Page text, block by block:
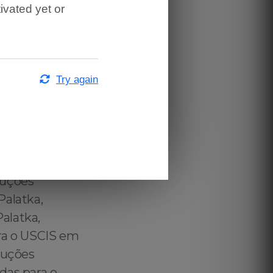
Brazilian
Legal
– Brazilian Financial Statements Translation for US Immigration Purposes in Palatka – Brazilian Checking Account Statement Translation for US Immigration Purposes in Palatka - Brazilian Savings Account Statement Translation for US Immigration Purposes in Palatka - Brazilian Investment Account Statement Translation for US Immigration Purposes in Palatka - Brazilian Balance Sheet Translation for US Immigration Purposes in Palatka - Brazilian Accounting Translation for US Immigration Purposes in Palatka - Traduzir para o USCIS em Palatka - Afinal? O Que é Traduzir para USCIS em Palatka ? - Mas Afinal? O que é Traduzir para USCIS em Palatka ? - Traduzir para a USCIS em Palatka - Traduzir Documentos para USCIS em Palatka - USCIS em Palatka Certified Translations - Certified USCIS
yet or
Try again